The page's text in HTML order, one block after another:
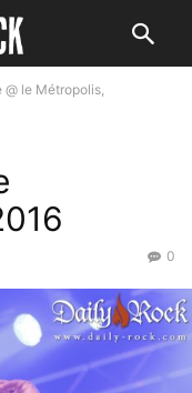
le Métropolis,
0